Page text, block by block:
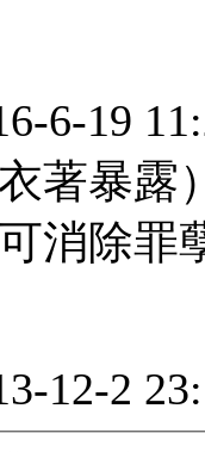
6-19
著暴露
消除罪
12-2